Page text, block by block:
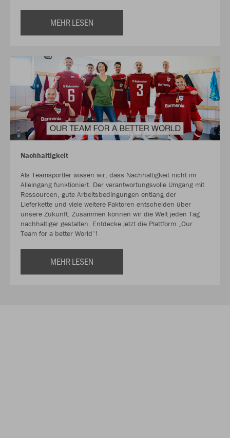
MEHR LESEN
Nachhaltigkeit
Als Teamsportler wissen wir, dass Nachhaltigkeit nicht im
Alleingang funktioniert. Der verantwortungsvolle Umgang mit
Ressourcen, gute Arbeitsbedingungen entlang der
Lieferkette und viele weitere Faktoren entscheiden über
unsere Zukunft. Zusammen können wir die Welt jeden Tag
nachhaltiger gestalten. Entdecke jetzt die Plattform „Our
Team for a better World“!
MEHR LESEN